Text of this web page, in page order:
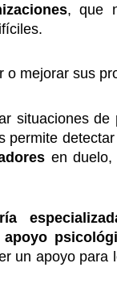
, que
o mejorar sus
situaciones de
permite
en duelo,
apoyo
un apoyo para